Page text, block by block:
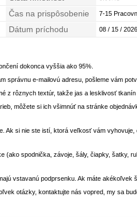
Čas na prispôsobenie 7-15
Dátum príchodu 08 / 15 /
dokonca vyššia ako 95%.
správnu e-mailovú adresu, pošleme vám
z rôznych textúr, takže jas a lesklivosť
môžete si ich všimnúť na stránke
si nie ste istí, ktorá veľkosť vám
spodnička, závoje, šály, čiapky, šatky,
vstavanú podprsenku. Ak máte akékoľvek
otázky, kontaktujte nás vopred, my sa